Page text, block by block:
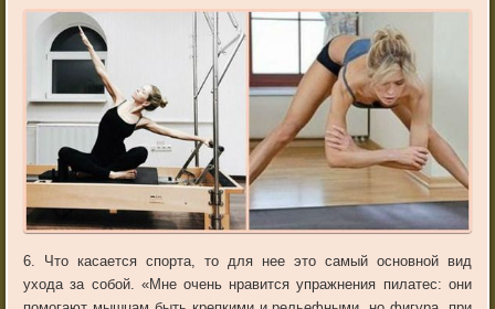
6. Что касается спорта, то для нее это самый основной вид
ухода за собой. «Мне очень нравится упражнения пилатес: они